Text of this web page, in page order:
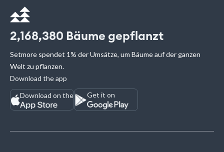
2,168,380 Bäume gepflanzt
Setmore spendet 1% der Umsätze, um Bäume auf der ganzen
Welt zu pflanzen.
Download the app
Download on the
Get it on